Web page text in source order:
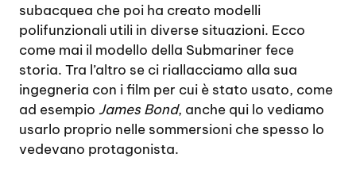
subacquea che poi ha creato modelli
polifunzionali utili in diverse situazioni. Ecco
come mai il modello della Submariner fece
storia. Tra l’altro se ci riallacciamo alla sua
ingegneria con i film per cui è stato usato, come
ad esempio James Bond, anche qui lo vediamo
usarlo proprio nelle sommersioni che spesso lo
vedevano protagonista.